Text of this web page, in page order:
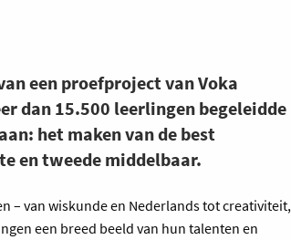
een proefproject van Voka
dan 15.500 leerlingen begeleidde
het maken van de best
en tweede middelbaar.
– van wiskunde en Nederlands tot creativiteit,
een breed beeld van hun talenten en